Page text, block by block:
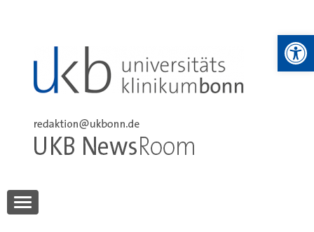
UKB NewsRoom